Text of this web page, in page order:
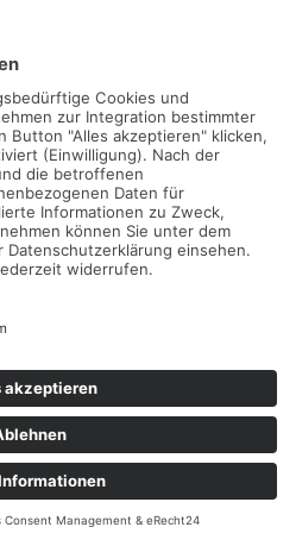
damit verbundenen
Daten (z.B. Kontakt- und
Bewerbungsunterlagen,
etc.),
über die Begründung
erforderlich ist.
ist § 26 BDSG nach
(Anbahnung eines
Art. 6 Abs. 1 lit. b DSGVO
und - sofern Sie eine
- Art. 6 Abs. 1 lit. a DSGVO.
werden innerhalb unseres
der Bearbeitung Ihrer
ist, werden die von
auf Grundlage von § 26
b DSGVO zum Zwecke der
in
gespeichert.